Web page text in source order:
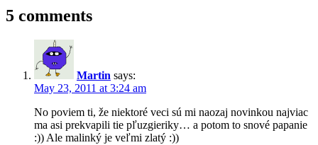
5 comments
Martin says:
May 23, 2011 at 3:24 am
No poviem ti, že niektoré veci sú mi naozaj novinkou najviac
ma asi prekvapili tie pľuzgieriky… a potom to snové papanie
:)) Ale malinký je veľmi zlatý :))